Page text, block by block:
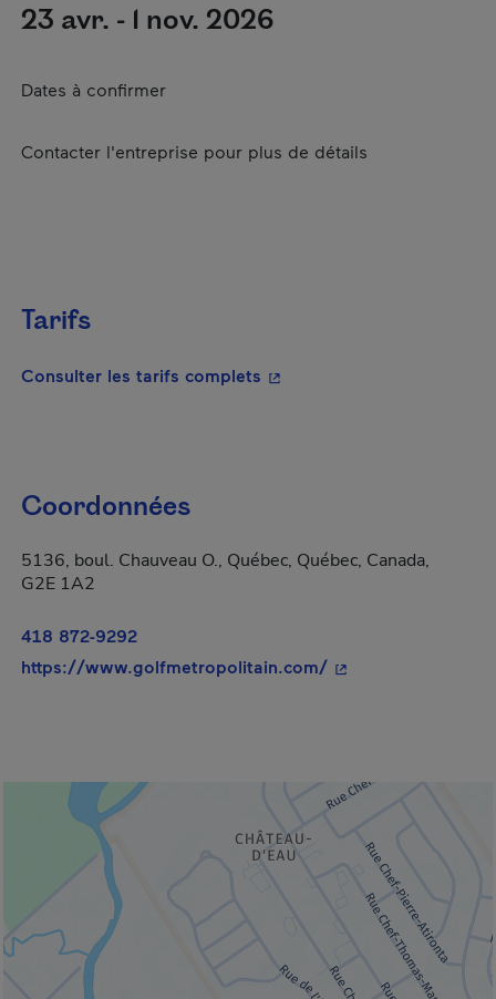
23 avr. - 1 nov. 2026
Dates à confirmer
Contacter l'entreprise pour plus de détails
Tarifs
Consulter les tarifs complets - Cet hyperlien s'ouvrira
Coordonnées
5136, boul. Chauveau O., Québec, Québec, Canada,
G2E 1A2
418 872-9292
https://www.golfmetropolitain.com/- Cet hyperlien